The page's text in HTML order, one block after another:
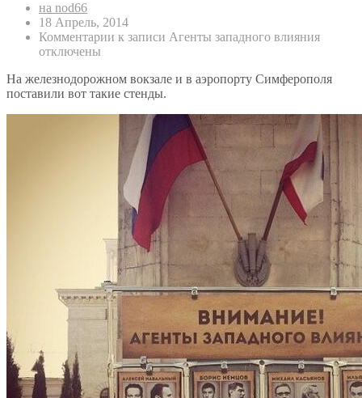
на nod66
18 Апрель, 2014
Комментарии к записи Агенты западного влияния
отключены
На железнодорожном вокзале и в аэропорту Симферополя
поставили вот такие стенды.